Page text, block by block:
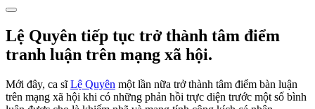
Lệ Quyên tiếp tục trở thành tâm điểm
tranh luận trên mạng xã hội.
Mới đây, ca sĩLệ Quyên một lần nữa trở thành tâm điểm bàn luận
trên mạng xã hội khi có những phản hồi trực diện trước một số bình